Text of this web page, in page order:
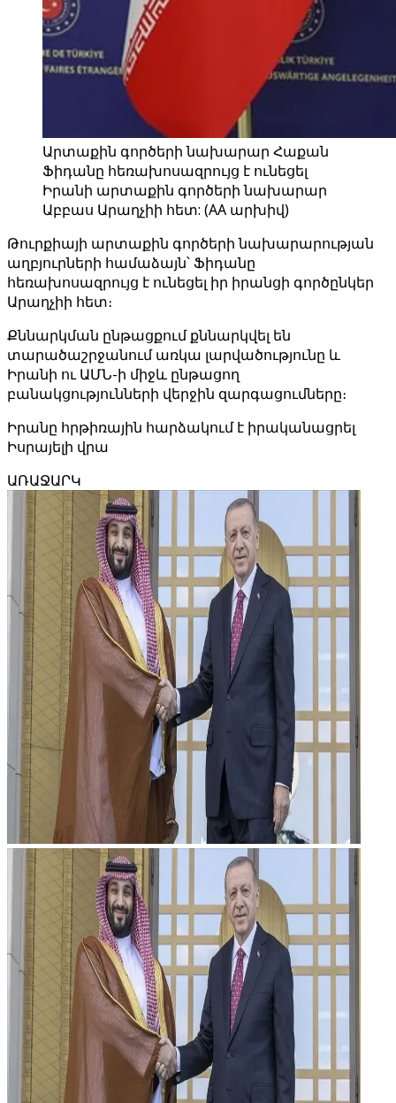
Արտաքին գործերի նախարար Հաքան
Ֆիդանը հեռախոսազրույց է ունեցել
Իրանի արտաքին գործերի նախարար
Աբբաս Արաղչիի հետ: (AA արխիվ)
Թուրքիայի արտաքին գործերի նախարարության
աղբյուրների համաձայն՝ Ֆիդանը
հեռախոսազրույց է ունեցել իր իրանցի գործընկեր
Արաղչիի հետ։
Քննարկման ընթացքում քննարկվել են
տարածաշրջանում առկա լարվածությունը և
Իրանի ու ԱՄՆ-ի միջև ընթացող
բանակցությունների վերջին զարգացումները։
Իրանը հրթիռային հարձակում է իրականացրել
Իսրայելի վրա
ԱՌԱՋԱՐԿ